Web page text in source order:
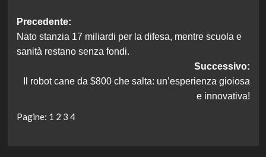
Navigazione
articolo
Precedente:
Nato stanzia 17 miliardi per la difesa, mentre scuola e
sanità restano senza fondi.
Successivo:
Il robot cane da $800 che salta: un’esperienza gioiosa
e innovativa!
Pagine: 1 2 3 4